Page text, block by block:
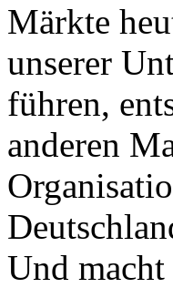
Märkte
unserer
führen,
anderen
Und